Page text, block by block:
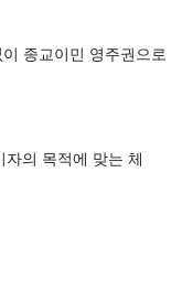
종교이민 영주권으로
자의 목적에 맞는 체